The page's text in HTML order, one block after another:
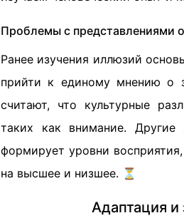
Проблемы с представлениями
Ранее изучения иллюзий
прийти к единому мнению о
считают, что культурные
таких как внимание. Другие
формирует уровни
на высшее и низшее. ⏳
Адаптация и